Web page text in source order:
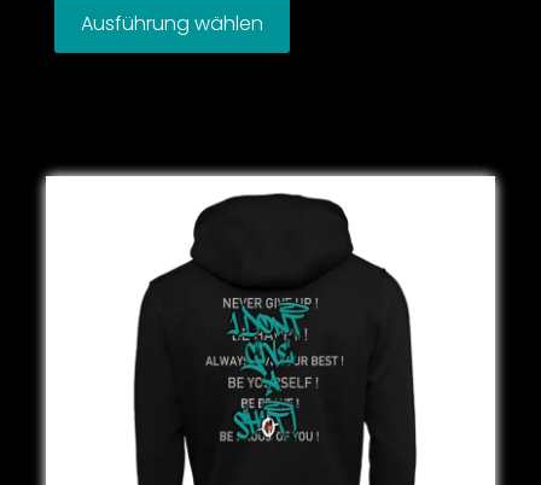
Ausführung wählen